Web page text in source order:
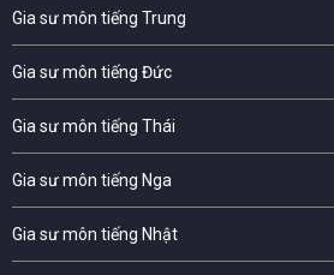
Gia sư môn tiếng Trung
Gia sư môn tiếng Đức
Gia sư môn tiếng Thái
Gia sư môn tiếng Nga
Gia sư môn tiếng Nhật